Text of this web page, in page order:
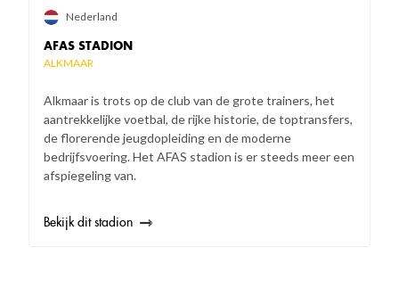
AFAS STADION
ALKMAAR
Alkmaar is trots op de club van de grote trainers, het
aantrekkelijke voetbal, de rijke historie, de toptransfers,
de florerende jeugdopleiding en de moderne
bedrijfsvoering. Het AFAS stadion is er steeds meer een
afspiegeling van.
Nederland
Bekijk dit stadion